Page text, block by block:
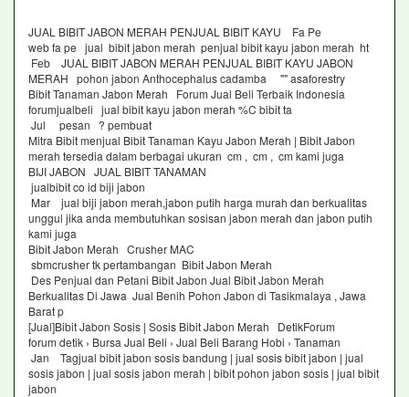
JUAL BIBIT JABON MERAH PENJUAL BIBIT KAYU Fa Pe
web fa pe jual bibit jabon merah penjual bibit kayu jabon merah ht
Feb JUAL BIBIT JABON MERAH PENJUAL BIBIT KAYU JABON
MERAH pohon jabon Anthocephalus cadamba "" asaforestry
Bibit Tanaman Jabon Merah Forum Jual Beli Terbaik Indonesia
forumjualbeli jual bibit kayu jabon merah %C bibit ta
Jul pesan ? pembuat
Mitra Bibit menjual Bibit Tanaman Kayu Jabon Merah | Bibit Jabon
merah tersedia dalam berbagai ukuran cm , cm , cm kami juga
BIJI JABON JUAL BIBIT TANAMAN
jualbibit co id biji jabon
Mar jual biji jabon merah,jabon putih harga murah dan berkualitas
unggul jika anda membutuhkan sosisan jabon merah dan jabon putih
kami juga
Bibit Jabon Merah Crusher MAC
sbmcrusher tk pertambangan Bibit Jabon Merah
Des Penjual dan Petani Bibit Jabon Jual Bibit Jabon Merah
Berkualitas Di Jawa Jual Benih Pohon Jabon di Tasikmalaya , Jawa
Barat p
[Jual]Bibit Jabon Sosis | Sosis Bibit Jabon Merah DetikForum
forum detik › Bursa Jual Beli › Jual Beli Barang Hobi › Tanaman
Jan Tagjual bibit jabon sosis bandung | jual sosis bibit jabon | jual
sosis jabon | jual sosis jabon merah | bibit pohon jabon sosis | jual bibit
jabon